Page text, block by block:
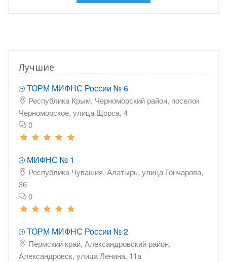
Лучшие
ТОРМ МИФНС России № 6
Республика Крым, Черноморский район, поселок
Черноморское, улица Щорса, 4
0
МИФНС № 1
Республика Чувашия, Алатырь, улица Гончарова,
36
0
ТОРМ МИФНС России № 2
Пермский край, Александровский район,
Александровск, улица Ленина, 11а